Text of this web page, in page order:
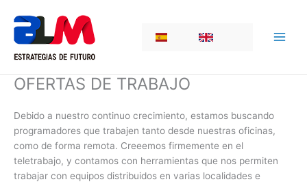
content
OFERTAS DE TRABAJO
Debido a nuestro continuo crecimiento, estamos buscando
programadores que trabajen tanto desde nuestras oficinas,
como de forma remota. Creeemos firmemente en el
teletrabajo, y contamos con herramientas que nos permiten
trabajar con equipos distribuidos en varias localidades e